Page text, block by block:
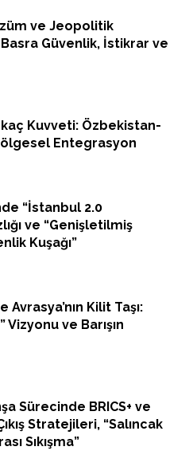
ve Jeopolitik
Güvenlik, İstikrar ve
Kuvveti: Özbekistan-
Entegrasyon
“İstanbul 2.0
ve “Genişletilmiş
Kuşağı”
Kilit Taşı:
Vizyonu ve Barışın
Sürecinde BRICS+ ve
Stratejileri, “Salıncak
Sıkışma”